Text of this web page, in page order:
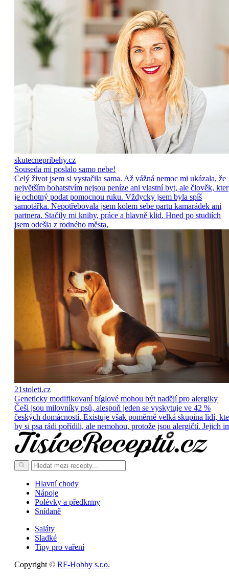
skutecnepribehy.cz
Souseda mi poslalo samo nebe!
Celý život jsem si vystačila sama. Až vážná nemoc mi ukázala, že
největším bohatstvím nejsou peníze ani vlastní byt, ale člověk,
je ochotný podat pomocnou ruku. Vždycky jsem byla spíš
samotářka. Nepotřebovala jsem kolem sebe partu kamarádek ani
partnera. Stačily mi knihy, práce a hlavně klid. Hned po studiích
jsem odešla z rodného města,
21stoleti.cz
Geneticky modifikovaní bíglové mohou být nadějí pro alergiky
Češi jsou milovníky psů, alespoň jeden se vyskytuje ve 42 %
českých domácností. Existuje však poměrně velká skupina lidí,
by si psa rádi pořídili, ale nemohou, protože jsou alergičtí. Jejich
Hlavní chody
Nápoje
Polévky a předkrmy
Snídaně
Saláty
Sladké
Tipy pro vaření
Copyright © RF-Hobby s.r.o.